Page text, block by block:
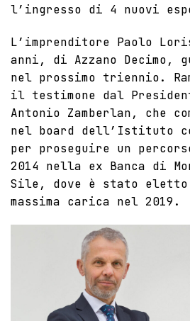
l’ingresso di 4 nuovi
L’imprenditore Paolo
anni, di Azzano Decimo,
nel prossimo triennio.
il testimone dal
Antonio Zamberlan, che
nel board dell’Istituto
per proseguire un
2014 nella ex Banca di
Sile, dove è stato
massima carica nel 2019.